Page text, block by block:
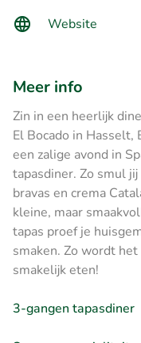
Website
Meer info
Zin in een heerlijk
El Bocado in
een zalige avond in
tapasdiner. Zo smul
bravas en crema
kleine, maar
tapas proef je
smaken. Zo wordt
smakelijk eten!
3-gangen tapasdiner